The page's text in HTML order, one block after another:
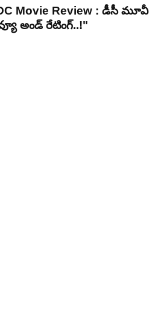
Movie Review : డీసీ మూవీ
అండ్ రేటింగ్‌..!"